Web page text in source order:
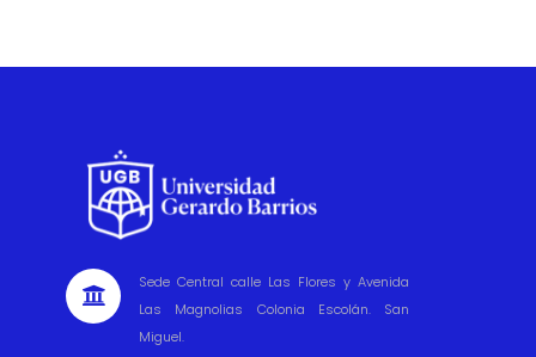

Sede Central calle Las Flores y Avenida
Las Magnolias Colonia Escolán. San
Miguel.